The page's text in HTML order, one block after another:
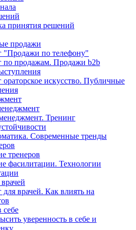
принятия решений
продажи
"Продажи по телефону"
по продажам. Продажи b2b
ораторское искусство. Публичные
Тренинг
Современные тренды
тренеров
фасилитации. Технологии
для врачей. Как влиять на
себе
уверенность в себе и